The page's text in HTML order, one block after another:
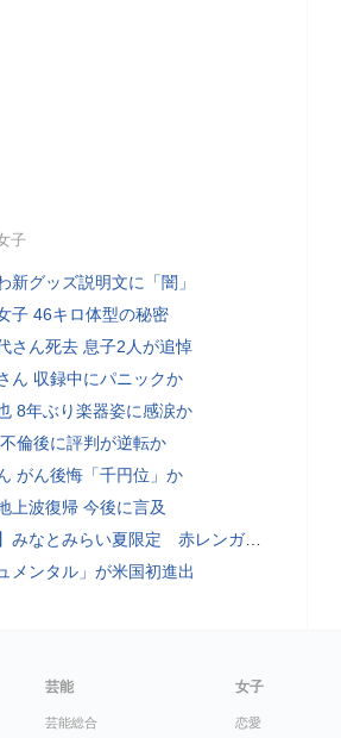
子
新グッズ説明文に「闇」
子 46キロ体型の秘密
さん死去 息子2人が追悼
ん 収録中にパニックか
8年ぶり楽器姿に感涙か
倫後に評判が逆転か
がん後悔「千円位」か
上波復帰 今後に言及
夏限定 赤レンガ倉庫広場で「ディスコ」開幕へ…石野卓球も登場【概要・出演スケジュールなど】
メンタル」が米国初進出
芸能
芸能総合
女子
恋愛